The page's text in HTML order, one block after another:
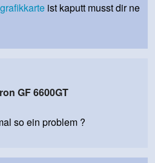
grafikkarte ist kaputt musst dir ne
GF 6600GT
so ein problem ?